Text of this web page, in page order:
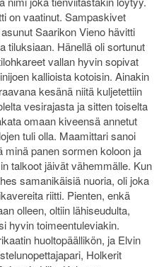
on vaatinut. Sampaskivet
Saarikon Vieno hävitti
tiluksiaan. Hänellä oli sortunut
vallan hyvin sopivat
kallioista kotoisin. Ainakin
kesänä niitä kuljetettiin
vesirajasta ja sitten toiselta
omaan kiveensä annetut
tuli olla. Maamittari sanoi
minä panen sormen koloon ja
talkoot jäivät vähemmälle. Kun
samanikäisiä nuoria, oli joka
riitti. Pienten, enkä
olleen, oltiin lähiseudulta,
hyvin toimeentuleviakin.
huoltopäällikön, ja Elvin
Holkerit